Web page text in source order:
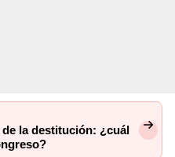
la destitución: ¿cuál